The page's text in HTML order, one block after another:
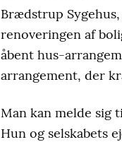
Brædstrup
renoveringen af
åbent hus-
arrangement, der
Man kan melde sig
Hun og selskabets